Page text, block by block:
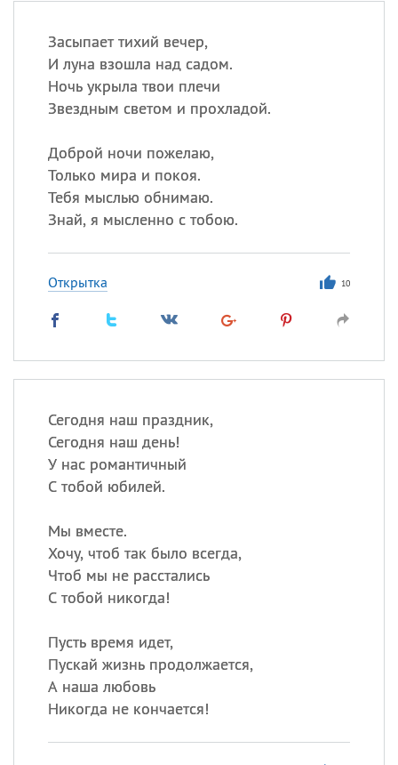
Засыпает тихий вечер,
И луна взошла над садом.
Ночь укрыла твои плечи
Звездным светом и прохладой.
Доброй ночи пожелаю,
Только мира и покоя.
Тебя мыслью обнимаю.
Знай, я мысленно с тобою.
Открытка 10
Сегодня наш праздник,
Сегодня наш день!
У нас романтичный
С тобой юбилей.
Мы вместе.
Хочу, чтоб так было всегда,
Чтоб мы не расстались
С тобой никогда!
Пусть время идет,
Пускай жизнь продолжается,
А наша любовь
Никогда не кончается!